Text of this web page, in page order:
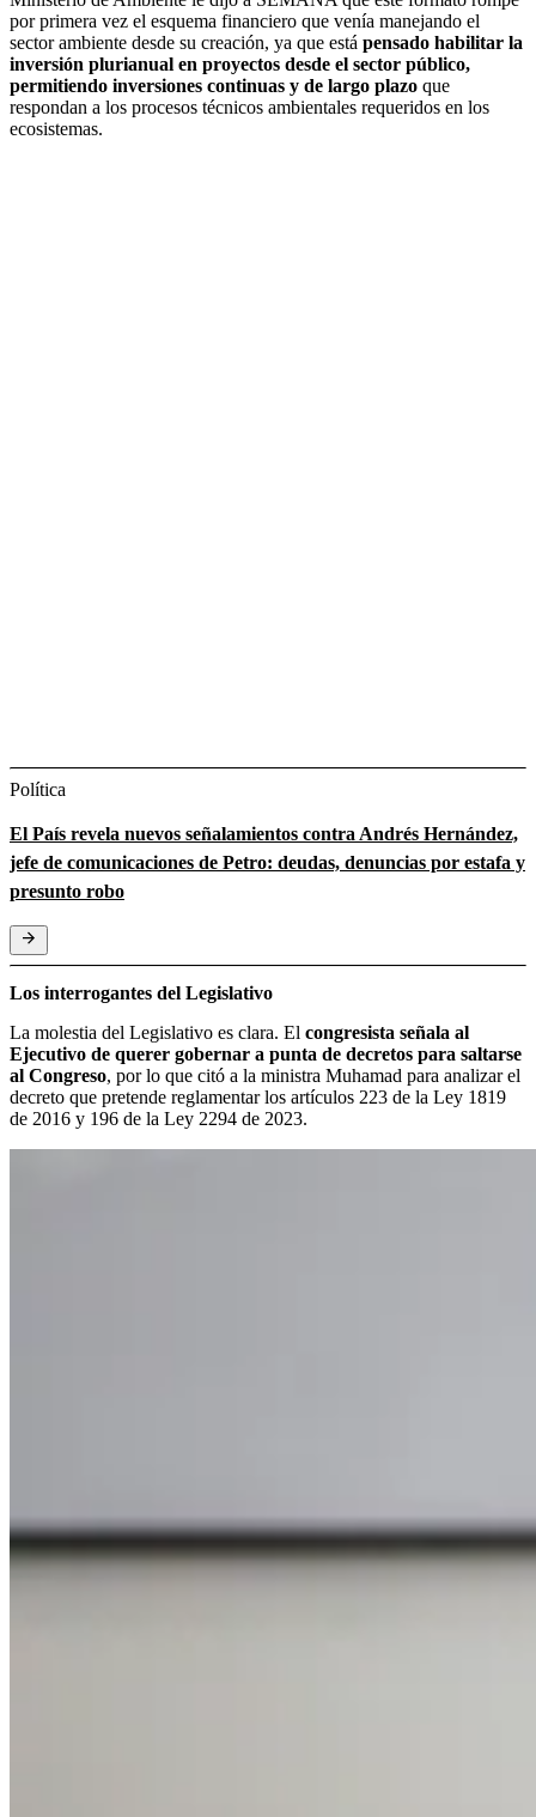
por primera vez el esquema financiero que venía manejando el
sector ambiente desde su creación, ya que está pensado habilitar la
inversión plurianual en proyectos desde el sector público,
permitiendo inversiones continuas y de largo plazo que
respondan a los procesos técnicos ambientales requeridos en los
ecosistemas.
Política
El País revela nuevos señalamientos contra Andrés Hernández,
jefe de comunicaciones de Petro: deudas, denuncias por estafa y
presunto robo
Los interrogantes del Legislativo
La molestia del Legislativo es clara. El congresista señala al
Ejecutivo de querer gobernar a punta de decretos para saltarse
al Congreso, por lo que citó a la ministra Muhamad para analizar el
decreto que pretende reglamentar los artículos 223 de la Ley 1819
de 2016 y 196 de la Ley 2294 de 2023.